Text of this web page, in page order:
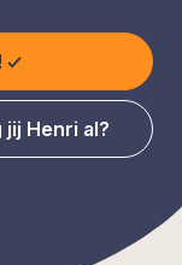
jij Henri al?